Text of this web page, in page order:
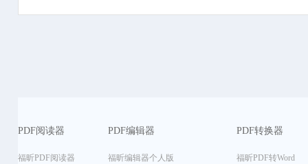
PDF阅读器
福昕PDF阅读器
PDF编辑器
福昕编辑器个人版
PDF转换器
福昕PDF转Word